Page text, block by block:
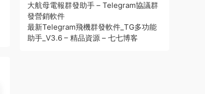
大航母電報群發助手 – Telegram協議群
發營銷軟件
最新Telegram飛機群發軟件_TG多功能
助手_V3.6 – 精品資源 – 七七博客